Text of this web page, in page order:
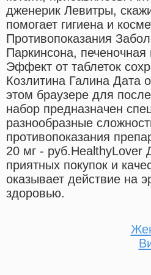
дженерик Левитры,
помогает гигиена и
Противопоказания
Паркинсона, печеночная
Эффект от таблеток
Козлитина Галина Дата
этом браузере для
набор предназначен
разнообразные
противопоказания
20 мг - руб.HealthyLover
приятных покупок и
оказывает действие на
здоровью.